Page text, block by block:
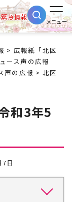
緊急情報
メニュー
> 広報紙「北区
ース声の広報
声の広報 > 北区
和3年5
日